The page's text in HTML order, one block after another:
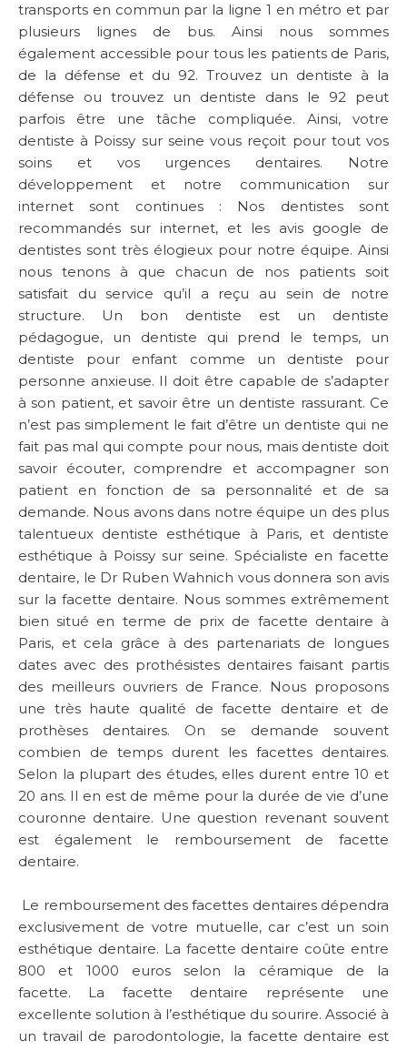
transports en commun par la ligne 1 en métro et par
plusieurs lignes de bus. Ainsi nous sommes
également accessible pour tous les patients de Paris,
de la défense et du 92. Trouvez un dentiste à la
défense ou trouvez un dentiste dans le 92 peut
parfois être une tâche compliquée. Ainsi, votre
dentiste à Poissy sur seine vous reçoit pour tout vos
soins et vos urgences dentaires. Notre
développement et notre communication sur
internet sont continues : Nos dentistes sont
recommandés sur internet, et les avis google de
dentistes sont très élogieux pour notre équipe. Ainsi
nous tenons à que chacun de nos patients soit
satisfait du service qu’il a reçu au sein de notre
structure. Un bon dentiste est un dentiste
pédagogue, un dentiste qui prend le temps, un
dentiste pour enfant comme un dentiste pour
personne anxieuse. Il doit être capable de s’adapter
à son patient, et savoir être un dentiste rassurant. Ce
n’est pas simplement le fait d’être un dentiste qui ne
fait pas mal qui compte pour nous, mais dentiste doit
savoir écouter, comprendre et accompagner son
patient en fonction de sa personnalité et de sa
demande. Nous avons dans notre équipe un des plus
talentueux dentiste esthétique à Paris, et dentiste
esthétique à Poissy sur seine. Spécialiste en facette
dentaire, le Dr Ruben Wahnich vous donnera son avis
sur la facette dentaire. Nous sommes extrêmement
bien situé en terme de prix de facette dentaire à
Paris, et cela grâce à des partenariats de longues
dates avec des prothésistes dentaires faisant partis
des meilleurs ouvriers de France. Nous proposons
une très haute qualité de facette dentaire et de
prothèses dentaires. On se demande souvent
combien de temps durent les facettes dentaires.
Selon la plupart des études, elles durent entre 10 et
20 ans. Il en est de même pour la durée de vie d’une
couronne dentaire. Une question revenant souvent
est également le remboursement de facette
dentaire.
Le remboursement des facettes dentaires dépendra
exclusivement de votre mutuelle, car c’est un soin
esthétique dentaire. La facette dentaire coûte entre
800 et 1000 euros selon la céramique de la
facette. La facette dentaire représente une
excellente solution à l’esthétique du sourire. Associé à
un travail de parodontologie, la facette dentaire est